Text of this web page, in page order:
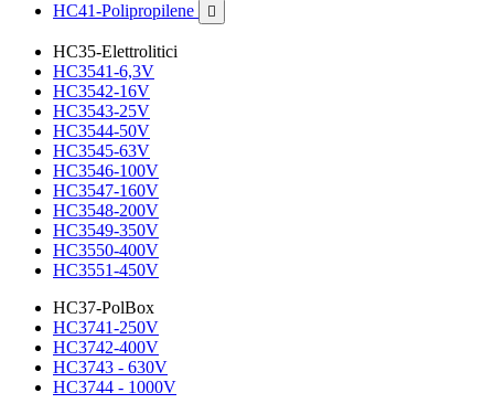
HC41-Polipropilene

HC35-Elettrolitici
HC3541-6,3V
HC3542-16V
HC3543-25V
HC3544-50V
HC3545-63V
HC3546-100V
HC3547-160V
HC3548-200V
HC3549-350V
HC3550-400V
HC3551-450V
HC37-PolBox
HC3741-250V
HC3742-400V
HC3743 - 630V
HC3744 - 1000V